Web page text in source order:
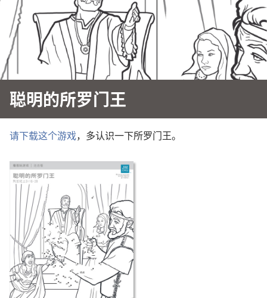
聪明的所罗门王
请下载这个游戏，多认识一下所罗门王。